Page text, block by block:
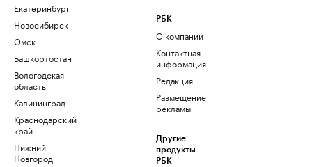
Екатеринбург
Новосибирск
Омск
Башкортостан
Вологодская
область
Калининград
Краснодарский
край
Нижний
Новгород
РБК
О компании
Контактная
информация
Редакция
Размещение
рекламы
Другие
продукты
РБК